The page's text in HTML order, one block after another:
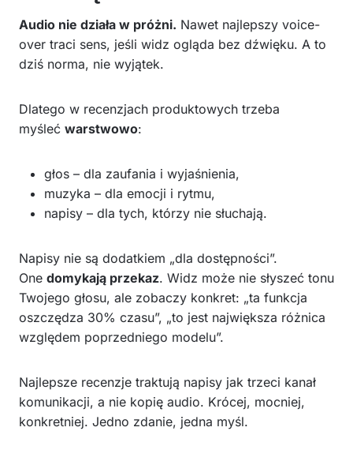
Audio nie działa w próżni. Nawet najlepszy voice-
over traci sens, jeśli widz ogląda bez dźwięku. A to
dziś norma, nie wyjątek.
Dlatego w recenzjach produktowych trzeba
myśleć warstwowo:
głos – dla zaufania i wyjaśnienia,
muzyka – dla emocji i rytmu,
napisy – dla tych, którzy nie słuchają.
Napisy nie są dodatkiem „dla dostępności”.
One domykają przekaz. Widz może nie słyszeć tonu
Twojego głosu, ale zobaczy konkret: „ta funkcja
oszczędza 30% czasu”, „to jest największa różnica
względem poprzedniego modelu”.
Najlepsze recenzje traktują napisy jak trzeci kanał
komunikacji, a nie kopię audio. Krócej, mocniej,
konkretniej. Jedno zdanie, jedna myśl.